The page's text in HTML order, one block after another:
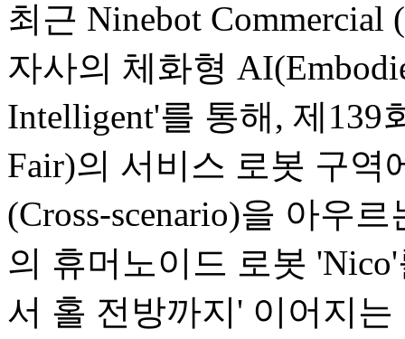
최근 Ninebot Commercial
자사의 체화형
Intelligent'를 통해, 제139
Fair)의 서비스 로봇 구역
(Cross-scenario)을 아우
의 휴머노이드 로봇
서 홀 전방까지' 이어지